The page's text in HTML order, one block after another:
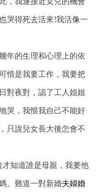
哭得死去活來!我活像一
年的生理和心理上的依
惜是我要工作 ，我要把
對夜對，認了工人姐姐
哭 ，我恨我自己不能好
，只說兒女長大後怎會不
知道誰是母親，我要他
。難道一對新婚夫婦婚